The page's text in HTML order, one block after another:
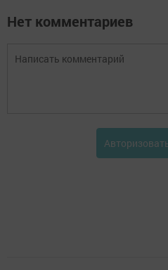
Нет комментариев